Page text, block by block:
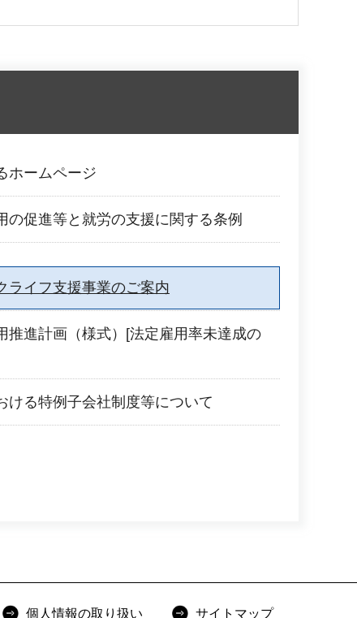
ホームページ
の促進等と就労の支援に関する条例
ライフ支援事業のご案内
推進計画（様式）[法定雇用率未達成の
ける特例子会社制度等について
個人情報の取り扱い サイトマップ